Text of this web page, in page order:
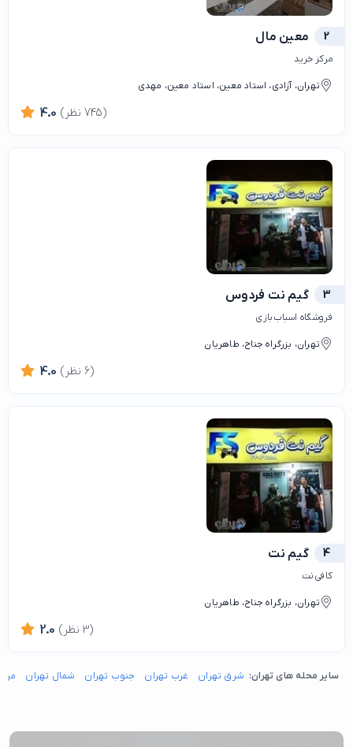
2 معین مال
مرکز خرید
تهران، آزادی، استاد معین، استاد معين، مهدی
4.0 (745 نظر)
3 گیم نت فردوس
فروشگاه اسباب بازی
تهران، بزرگراه جناح، طاهریان
4.0 (6 نظر)
4 گیم نت
کافی نت
تهران، بزرگراه جناح، طاهریان
2.0 (3 نظر)
سایر محله های تهران: شرق تهران غرب تهران جنوب تهران شمال تهران